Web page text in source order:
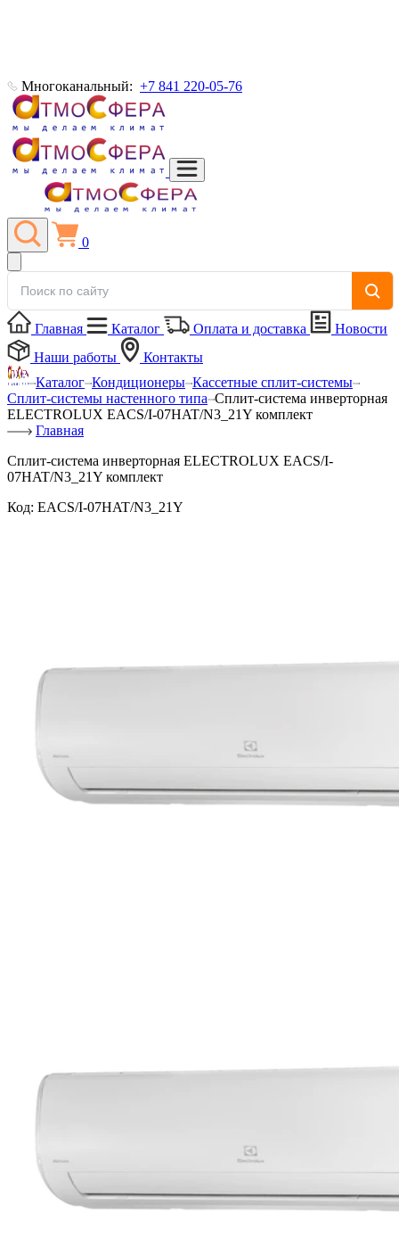
Многоканальный: +7 841 220-05-76
0
Главная Каталог Оплата и доставка
Новости
Наши работы
Контакты
Каталог Кондиционеры Кассетные сплит-системы
Сплит-системы настенного типа Сплит-система инверторная
ELECTROLUX EACS/I-07HAT/N3_21Y комплект
Главная
Сплит-система инверторная ELECTROLUX EACS/I-
07HAT/N3_21Y комплект
Код: EACS/I-07HAT/N3_21Y